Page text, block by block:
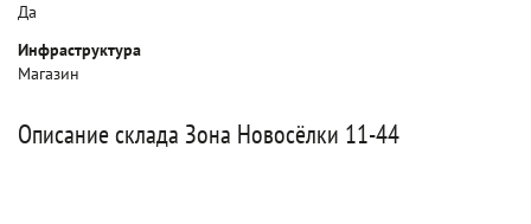
Да
Инфраструктура
Магазин
Описание склада Зона Новосёлки 11-44